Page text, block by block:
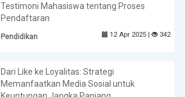
Testimoni Mahasiswa tentang Proses
Pendaftaran
Pendidikan 12 Apr 2025 | 342
Dari Like ke Loyalitas: Strategi
Memanfaatkan Media Sosial untuk